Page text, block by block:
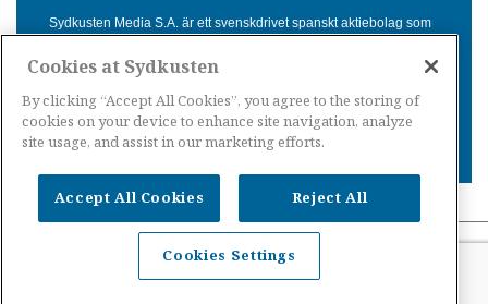
Sydkusten Media S.A. är ett svenskdrivet spanskt aktiebolag som
Spanien. Genom nyhetsbevakning av hela Spanien, med bas på
informationsförmedling för svenskar i Spanien.
Nyheter Spanien· Nyheter Costa del Sol
Costa Tropical
Nyheter Costa Blanca
Cookies at Sydkusten
By clicking “Accept All Cookies”, you agree to the storing of
cookies on your device to enhance site navigation, analyze
site usage, and assist in our marketing efforts.
Accept All Cookies Reject All
Cookies Settings